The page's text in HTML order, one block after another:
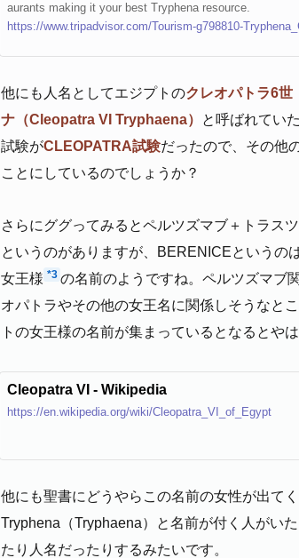
aurants making it your best Tryphena resource.
他にも人名としてエジプトのクレオパトラ6世
ナ（Cleopatra VI Tryphaena）
と呼ばれてい
試験がCLEOPATRA試験だったので、その他
ことにしているのでしょうか？
さらにググってみるとペルツズマブ＋トラス
というのがありますが、BERENICEというの
女王様 *3 の名前のようですね。ペルツズマブ
オパトラやその他の女王名に関係しそうなと
トの女王様の名前が集まっているとなるとや
Cleopatra VI - Wikipedia
https://en.wikipedia.org/wiki/Cleopatra_VI_of_Egypt
他にも聖書にどうやらこの名前の女性が出て
Tryphena（Tryphaena）と名前が付く人がい
たり人名だったりするみたいです。